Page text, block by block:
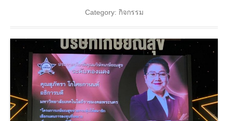
Category: กิจกรรม